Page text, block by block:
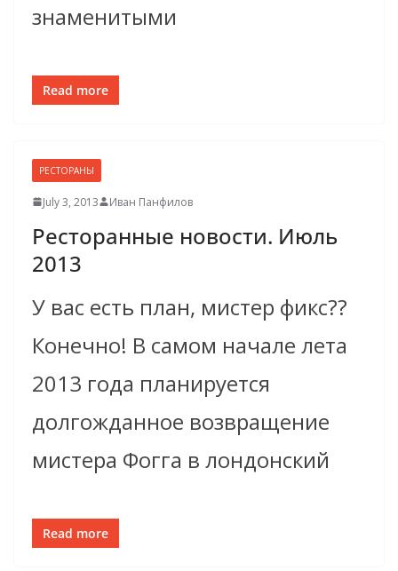
знаменитыми
Read more
РЕСТОРАНЫ
July 3, 2013 Иван Панфилов
Ресторанные новости. Июль
2013
У вас есть план, мистер фикс??
Конечно! В самом начале лета
2013 года планируется
долгожданное возвращение
мистера Фогга в лондонский
Read more